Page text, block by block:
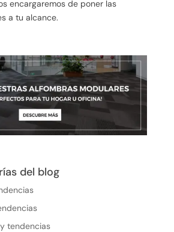
encargaremos de poner las
a tu alcance.
del blog
tendencias